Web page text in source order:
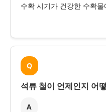
수확 시기가 건강한 수확
Q
석류 철이 언제인지 어
A